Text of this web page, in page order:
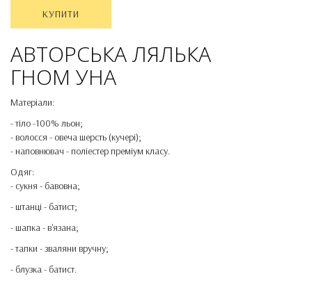
КУПИТИ
АВТОРСЬКА ЛЯЛЬКА
ГНОМ УНА
Матеріали:
- тіло -100% льон;
- волосся - овеча шерсть (кучері);
- наповнювач - поліестер преміум класу.
Одяг:
- сукня - бавовна;
- штанці - батист;
- шапка - в'язана;
- тапки - зваляни вручну;
- блузка - батист.